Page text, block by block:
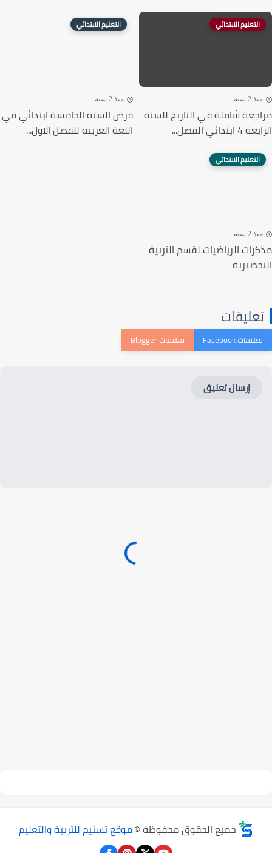
التعليم الابتدائي
2 سنة
شاملة في التاريخ للسنة
الفصل...
التعليم الابتدائي
منذ 2 سنة
فرض السنة الخامسة ابتدائي في
اللغة العربية للفصل الاول...
التعليم الابتدائي
2 سنة
الرياضيات لقسم التربية
إرسال تعليق
جميع الحقوق محفوظة ©موقع تسنيم للتربية والتعليم